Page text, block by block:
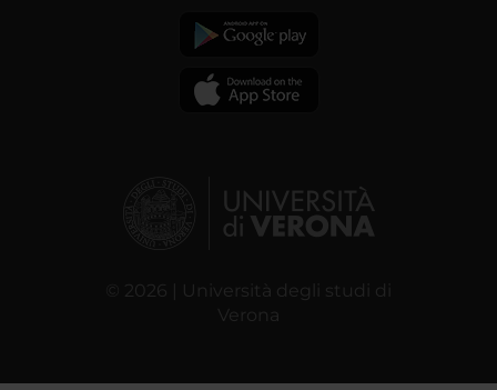
© 2026 | Università degli studi di
Verona